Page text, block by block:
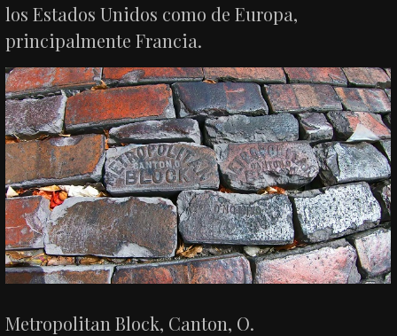
los Estados Unidos como de Europa,
principalmente Francia.
Metropolitan Block, Canton, O.